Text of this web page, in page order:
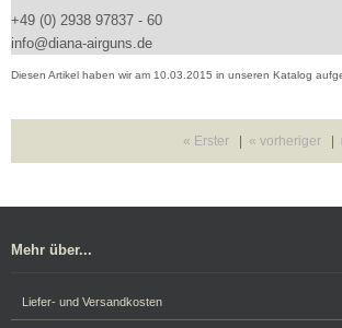
+49 (0) 2938 97837 - 60
info@diana-airguns.de
Diesen Artikel haben wir am 10.03.2015 in unseren Katalog
« Erster | « vorheriger |
Mehr über...
Liefer- und Versandkosten